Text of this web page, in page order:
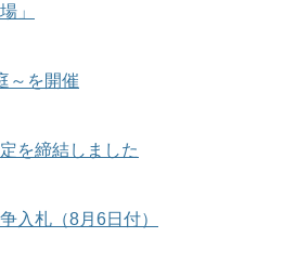
」
～を開催
を締結しました
入札（8月6日付）